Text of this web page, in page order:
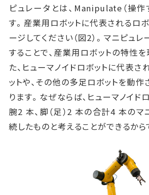
ピュレータとは、Manipulate（操作
す。産業用ロボットに代表されるロ
ージしてください（図2）。マニピュ
することで、産業用ロボットの特性
た、ヒューマノイドロボットに代表
ットや、その他の多足ロボットを動
ります。なぜならば、ヒューマノイド
腕2 本、脚（足）2 本の合計4 本のマ
続したものと考えることができるから